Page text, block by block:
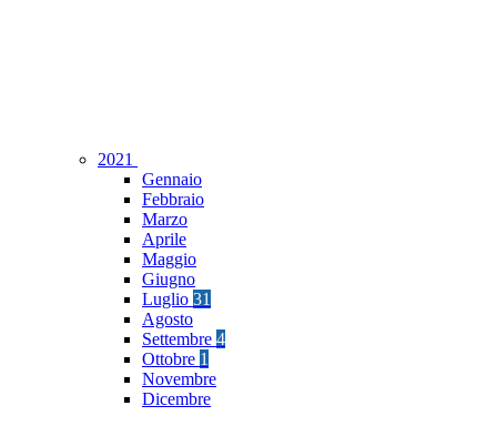
2021
Gennaio
Febbraio
Marzo
Aprile
Maggio
Giugno
Luglio 31
Agosto
Settembre 4
Ottobre 1
Novembre
Dicembre